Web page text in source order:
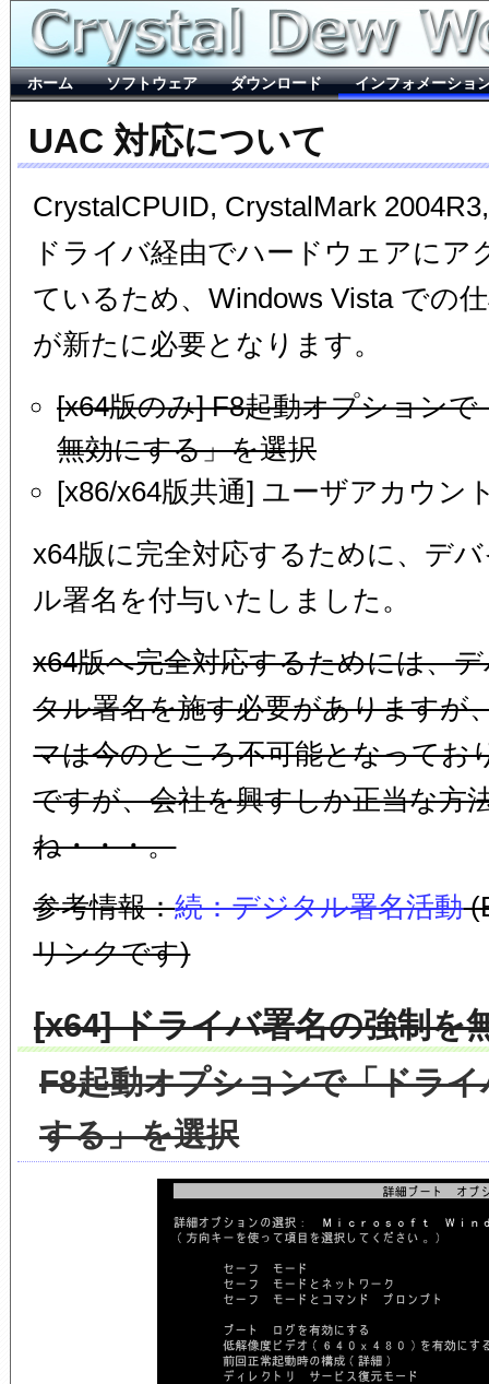
ホーム ソフトウェア ダウンロード インフォメーショ
UAC 対応について
CrystalCPUID, CrystalMark
ドライバ経由でハードウェアにア
ているため、Windows Vista での
が新たに必要となります。
[x64版のみ] F8起動オプション
無効にする」を選択
[x86/x64版共通] ユーザアカウン
x64版に完全対応するために、デ
ル署名を付与いたしました。
x64版へ完全対応するためには、
タル署名を施す必要がありますが
マは今のところ不可能となってお
ですが、会社を興すしか正当な方
ね・・・。
参考情報：続：デジタル署名活動
リンクです)
[x64] ドライバ署名の強制を
F8起動オプションで「ドラ
する」を選択